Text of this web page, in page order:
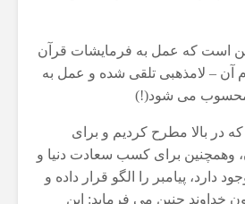
است که عمل به فرمایشات قرآن
آن – لامذهبی تلقی شده و عمل به
محسوب می شود(!)
در بالا مطرح کردیم و برای
وهمچنین برای کسب سعادت دنیا و
دارد، پیامبر را الگو قرار داده و
خداوند چنین می فرماید: این